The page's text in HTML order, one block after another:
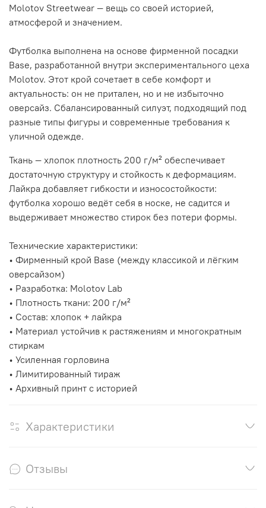
Molotov Streetwear — вещь со своей историей,
атмосферой и значением.
Футболка выполнена на основе фирменной посадки
Base, разработанной внутри экспериментального цеха
Molotov. Этот крой сочетает в себе комфорт и
актуальность: он не притален, но и не избыточно
оверсайз. Сбалансированный силуэт, подходящий под
разные типы фигуры и современные требования к
уличной одежде.
Ткань — хлопок плотность 200 г/м² обеспечивает
достаточную структуру и стойкость к деформациям.
Лайкра добавляет гибкости и износостойкости:
футболка хорошо ведёт себя в носке, не садится и
выдерживает множество стирок без потери формы.
Технические характеристики:
• Фирменный крой Base (между классикой и лёгким
оверсайзом)
• Разработка: Molotov Lab
• Плотность ткани: 200 г/м²
• Состав: хлопок + лайкра
• Материал устойчив к растяжениям и многократным
стиркам
• Усиленная горловина
• Лимитированный тираж
• Архивный принт с историей
Характеристики
Отзывы